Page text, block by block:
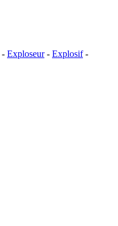
- Exploseur- Explosif-